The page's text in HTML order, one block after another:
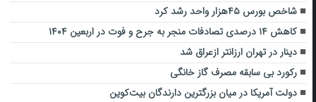
شاخص بورس ۴۵هزار واحد رشد کرد
کاهش ۱۴ درصدی تصادفات منجر به جرح و فوت در اربعین ۱۴۰۴
دینار در تهران ارزانتر ازعراق شد
رکورد بی سابقه مصرف گاز خانگی
دولت آمریکا در میان بزرگترین دارندگان بیت‌کوین